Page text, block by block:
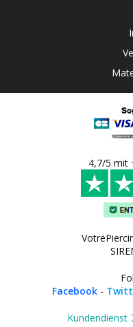
4,7/5 mit
Facebook -
Kundendienst